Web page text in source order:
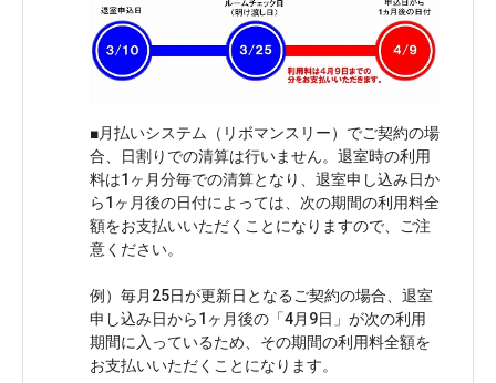
■月払いシステム（リボマンスリー）でご契約の場
合、日割りでの清算は行いません。退室時の利用
料は1ヶ月分毎での清算となり、退室申し込み日か
ら1ヶ月後の日付によっては、次の期間の利用料全
額をお支払いいただくことになりますので、ご注
意ください。
例）毎月25日が更新日となるご契約の場合、退室
申し込み日から1ヶ月後の「4月9日」が次の利用
期間に入っているため、その期間の利用料全額を